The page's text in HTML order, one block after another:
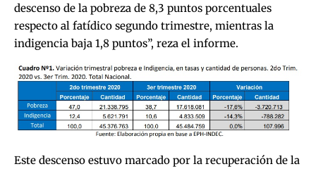
descenso de la pobreza de 8,3 puntos porcentuales
respecto al fatídico segundo trimestre, mientras la
indigencia baja 1,8 puntos”, reza el informe.
Este descenso estuvo marcado por la recuperación de la